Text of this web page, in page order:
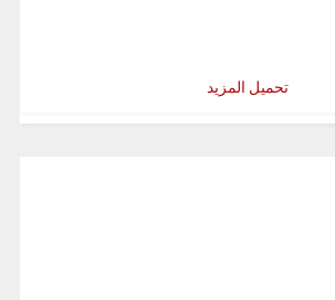
تحميل المزيد